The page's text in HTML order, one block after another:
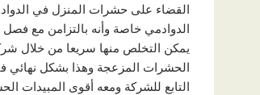
القضاء على حشرات المنزل في
الدوادمي خاصة وأنه بالتزامن مع
يمكن التخلص منها سريعا من خلال
الحشرات المزعجة وهذا بشكل نهائي
التابع للشركة ومعه أقوى المبيدات